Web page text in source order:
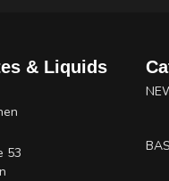
& Liquids
53